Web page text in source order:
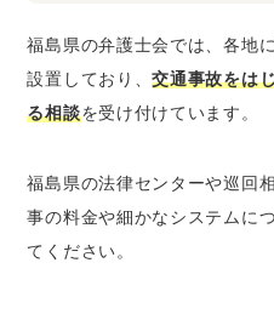
福島県の弁護士会では、各地
設置しており、交通事故をは
る相談を受け付けています。
福島県の法律センターや巡回
事の料金や細かなシステムに
てください。